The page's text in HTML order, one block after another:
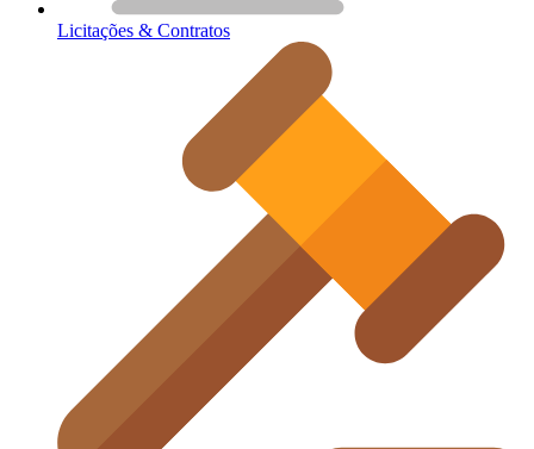
Licitações & Contratos